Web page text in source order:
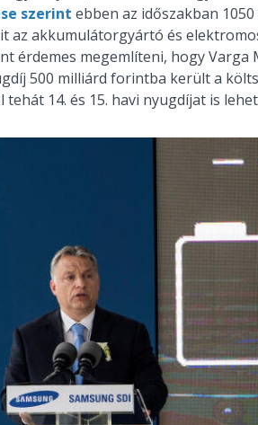
szerint ebben az időszakban
az akkumulátorgyártó és
érdemes megemlíteni, hogy
500 milliárd forintba került a
14. és 15. havi nyugdíjat is